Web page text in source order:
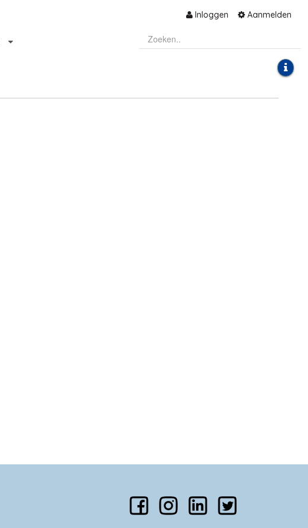
Inloggen Aanmelden